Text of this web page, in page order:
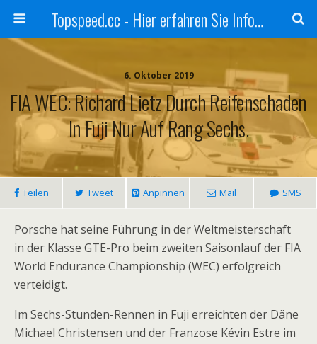
Topspeed.cc - Hier erfahren Sie Infos über die Rennsportszene mit Vollgas
6. Oktober 2019
FIA WEC: Richard Lietz Durch Reifenschaden
In Fuji Nur Auf Rang Sechs.
Teilen Tweet Anpinnen Mail SMS
Porsche hat seine Führung in der Weltmeisterschaft
in der Klasse GTE-Pro beim zweiten Saisonlauf der FIA
World Endurance Championship (WEC) erfolgreich
verteidigt.
Im Sechs-Stunden-Rennen in Fuji erreichten der Däne
Michael Christensen und der Franzose Kévin Estre im